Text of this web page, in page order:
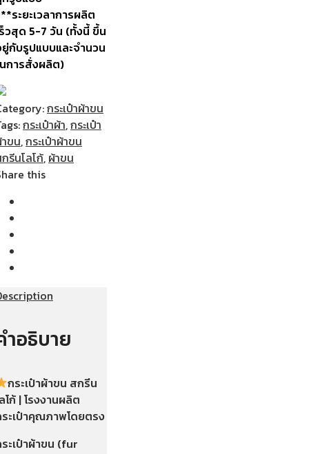
ระยะเวลาการผลิต
วสุด 5-7 วัน (ทั้งนี้ ขึ้น
กับรูปแบบและจำนวน
การสั่งผลิต)
กระเป๋าผ้าขน
กระเป๋าผ้า,กระเป๋า
ขน,กระเป๋าผ้าขน
รีนโลโก้, ผ้าขน
this
ำอธิบาย
กระเป๋าผ้าขน สกรีน
โก้ | โรงงานผลิต
ะเป๋าคุณภาพโดยตรง
ะเป๋าผ้าขน (fur